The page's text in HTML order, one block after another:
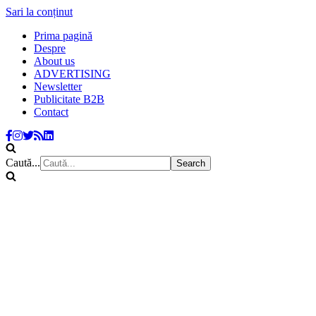
Sari la conținut
Prima pagină
Despre
About us
ADVERTISING
Newsletter
Publicitate B2B
Contact
Caută...